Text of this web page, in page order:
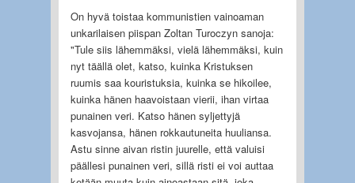
On hyvä toistaa kommunistien vainoaman
unkarilaisen piispan Zoltan Turoczyn sanoja:
"Tule siis lähemmäksi, vielä lähemmäksi, kuin
nyt täällä olet, katso, kuinka Kristuksen
ruumis saa kouristuksia, kuinka se hikoilee,
kuinka hänen haavoistaan vierii, ihan virtaa
punainen veri. Katso hänen syljettyjä
kasvojansa, hänen rokkautuneita huuliansa.
Astu sinne aivan ristin juurelle, että valuisi
päällesi punainen veri, sillä risti ei voi auttaa